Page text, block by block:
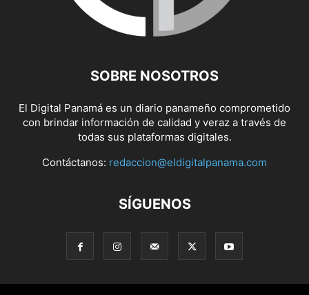
SOBRE NOSOTROS
El Digital Panamá es un diario panameño comprometido
con brindar información de calidad y veraz a través de
todas sus plataformas digitales.
Contáctanos: redaccion@eldigitalpanama.com
SÍGUENOS